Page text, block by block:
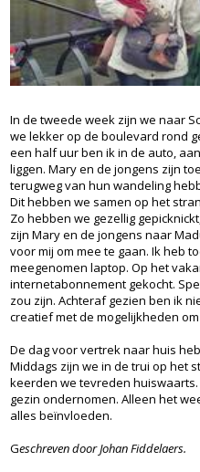
In de tweede week zijn we naar
we lekker op de boulevard rond
een half uur ben ik in de auto,
liggen. Mary en de jongens zijn
terugweg van hun wandeling
Dit hebben we samen op het
Zo hebben we gezellig
zijn Mary en de jongens naar
voor mij om mee te gaan. Ik heb
meegenomen laptop. Op het
internetabonnement gekocht.
zou zijn. Achteraf gezien ben ik
creatief met de mogelijkheden
De dag voor vertrek naar huis
Middags zijn we in de trui op het
keerden we tevreden
gezin ondernomen. Alleen het
alles beïnvloeden.
Geschreven door Johan Fiddelaers.